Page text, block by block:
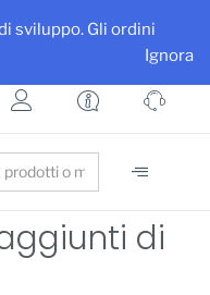
sviluppo. Gli ordini
Ignora
e i tuoi prodotti
di